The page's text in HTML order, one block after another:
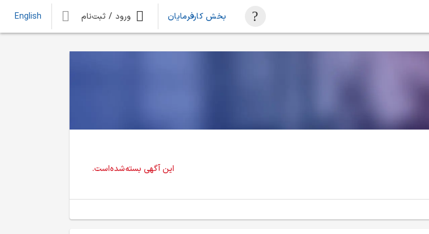
بخش کارفرمایان ورود / ثبت‌نام English
این آگهی بسته‌شده‌است.